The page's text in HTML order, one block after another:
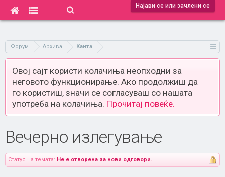
Најави се или зачлени се
Форум Архива Канта
Овој сајт користи колачиња неопходни за
неговото функционирање. Ако продолжиш да
го користиш, значи се согласуваш со нашата
употреба на колачиња. Прочитај повеќе.
Вечерно излегување
Статус на темата: Не е отворена за нови одговори.